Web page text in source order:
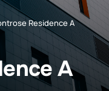
Residence A
A